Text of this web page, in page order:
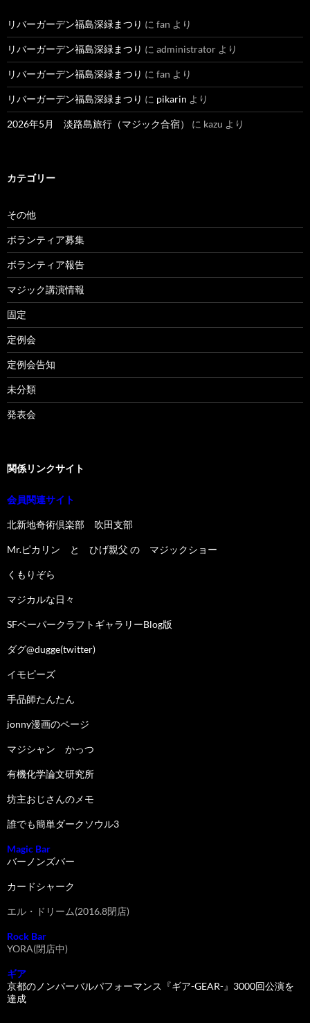
リバーガーデン福島深緑まつり に fan より
リバーガーデン福島深緑まつり に administrator より
リバーガーデン福島深緑まつり に fan より
リバーガーデン福島深緑まつり に pikarin より
2026年5月 淡路島旅行（マジック合宿） に kazu より
カテゴリー
その他
ボランティア募集
ボランティア報告
マジック講演情報
固定
定例会
定例会告知
未分類
発表会
関係リンクサイト
会員関連サイト
北新地奇術倶楽部 吹田支部
Mr.ピカリン と ひげ親父 の マジックショー
くもりぞら
マジカルな日々
SFペーパークラフトギャラリーBlog版
ダグ@dugge(twitter)
イモピーズ
手品師たんたん
jonny漫画のページ
マジシャン かっつ
有機化学論文研究所
坊主おじさんのメモ
誰でも簡単ダークソウル3
Magic Bar
バーノンズバー
カードシャーク
エル・ドリーム(2016.8閉店)
Rock Bar
YORA(閉店中)
ギア
京都のノンバーバルパフォーマンス『ギア-GEAR-』3000回公演を
達成